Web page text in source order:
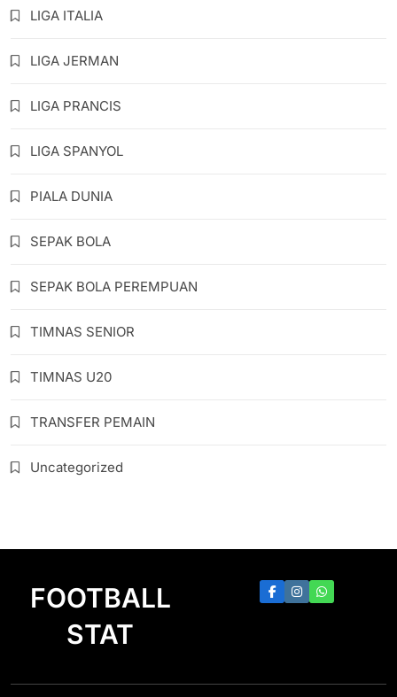
LIGA ITALIA
LIGA JERMAN
LIGA PRANCIS
LIGA SPANYOL
PIALA DUNIA
SEPAK BOLA
SEPAK BOLA PEREMPUAN
TIMNAS SENIOR
TIMNAS U20
TRANSFER PEMAIN
Uncategorized
FOOTBALL
STAT